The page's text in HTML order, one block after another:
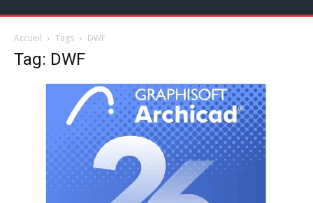
Accueil Tags DWF
Tag: DWF